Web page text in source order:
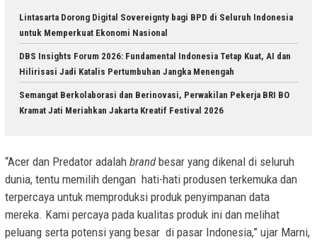
Lintasarta Dorong Digital Sovereignty bagi BPD di Seluruh Indonesia
untuk Memperkuat Ekonomi Nasional
DBS Insights Forum 2026: Fundamental Indonesia Tetap Kuat, AI dan
Hilirisasi Jadi Katalis Pertumbuhan Jangka Menengah
Semangat Berkolaborasi dan Berinovasi, Perwakilan Pekerja BRI BO
Kramat Jati Meriahkan Jakarta Kreatif Festival 2026
“Acer dan Predator adalah brandbesar yang dikenal di seluruh
dunia, tentu memilih dengan hati-hati produsen terkemuka dan
terpercaya untuk memproduksi produk penyimpanan data
mereka. Kami percaya pada kualitas produk ini dan melihat
peluang serta potensi yang besar di pasar Indonesia,” ujar Marni,